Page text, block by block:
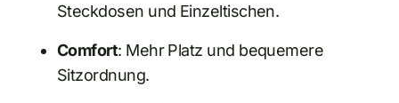
Steckdosen und Einzeltischen.
Comfort: Mehr Platz und bequemere
Sitzordnung.